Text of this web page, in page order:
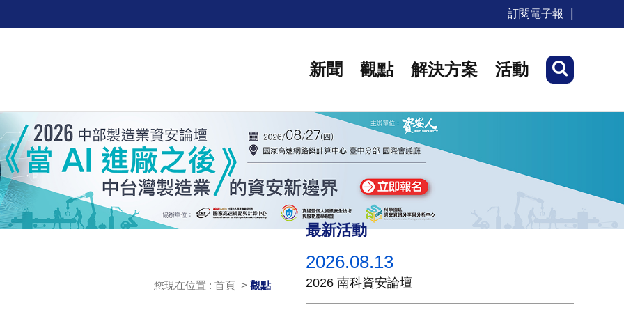
訂閱電子報
新聞 觀點 解決方案 活動
您現在位置 : 首頁 > 觀點
最新活動
2026.08.13
2026 南科資安論壇